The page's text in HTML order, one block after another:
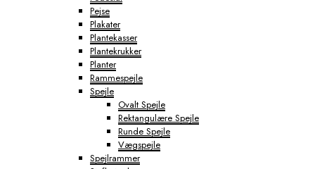
Pejse
Plakater
Plantekasser
Plantekrukker
Planter
Rammespejle
Spejle
Ovalt Spejle
Rektangulære Spejle
Runde Spejle
Vægspejle
Spejlrammer